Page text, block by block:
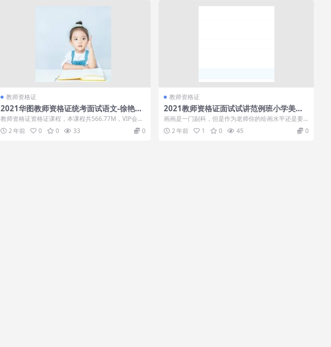
教师资格证
2021华图教师资格证统考面试语文-徐艳俊
小学语文试讲+答辩课程
教师资格证资格证课程，本课程共566.77M，VIP会员
可通过百度网盘转存下载或...
2 年前 0 0 33 0
教师资格证
2021教师资格证面试试讲范例班小学美术6
视频内容大全必过班
画画是一门副科，但是作为老师你的绘画水平还是要
有的！2021教师资格证面试试讲范...
2 年前 1 0 45 0